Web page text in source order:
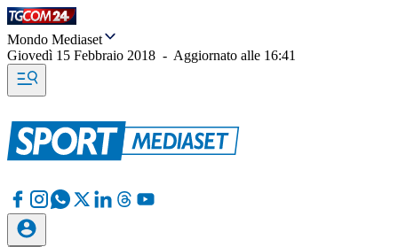
Mondo Mediaset
Giovedì 15 Febbraio 2018 - Aggiornato alle 16:41